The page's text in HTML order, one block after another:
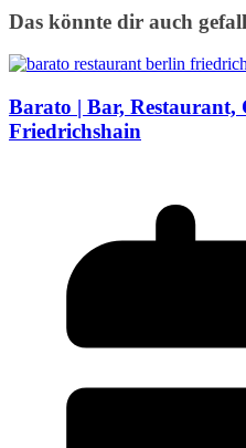
Das könnte dir auch
Barato | Bar,
Friedrichshain